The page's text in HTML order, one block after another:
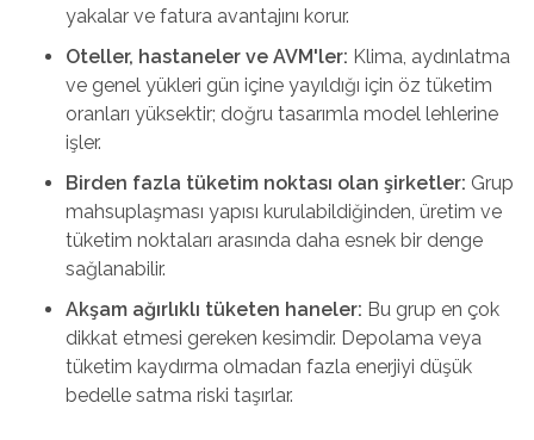
yakalar ve fatura avantajını korur.
Oteller, hastaneler ve AVM'ler: Klima, aydınlatma
ve genel yükleri gün içine yayıldığı için öz tüketim
oranları yüksektir; doğru tasarımla model lehlerine
işler.
Birden fazla tüketim noktası olan şirketler: Grup
mahsuplaşması yapısı kurulabildiğinden, üretim ve
tüketim noktaları arasında daha esnek bir denge
sağlanabilir.
Akşam ağırlıklı tüketen haneler: Bu grup en çok
dikkat etmesi gereken kesimdir. Depolama veya
tüketim kaydırma olmadan fazla enerjiyi düşük
bedelle satma riski taşırlar.